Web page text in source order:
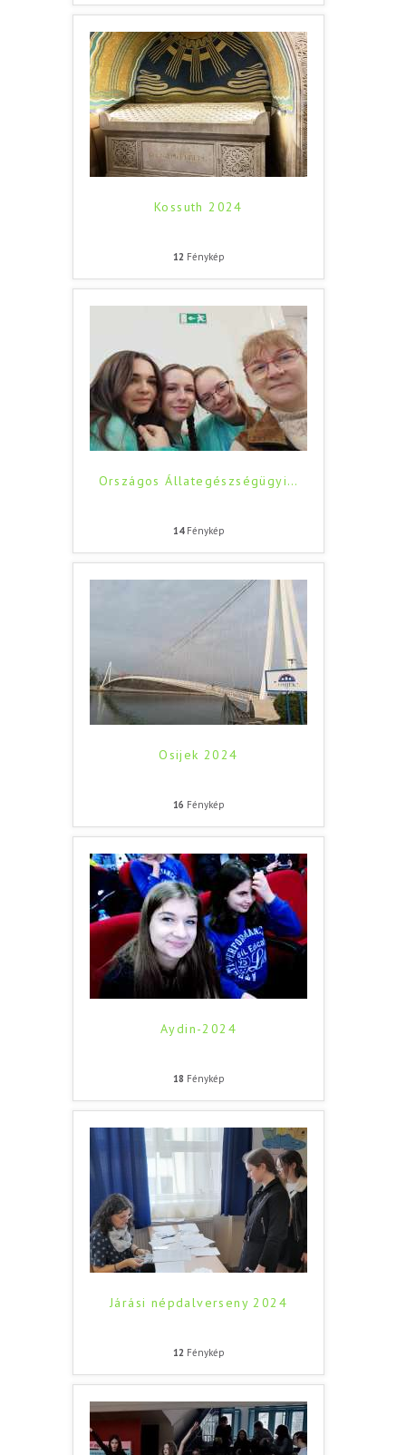
Kossuth 2024
12Fénykép
Országos Állategészségügyi…
14Fénykép
Osijek 2024
16 Fénykép
Aydin-2024
18 Fénykép
Járási népdalverseny 2024
12Fénykép